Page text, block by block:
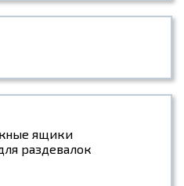
ящики
раздевалок